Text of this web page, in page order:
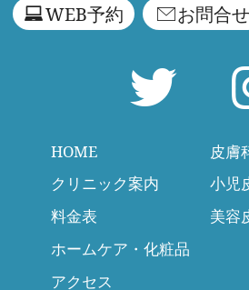
WEB予約 お問合せ
HOME
クリニック案内
料金表
ホームケア・化粧品
アクセス
皮膚
小児
美容